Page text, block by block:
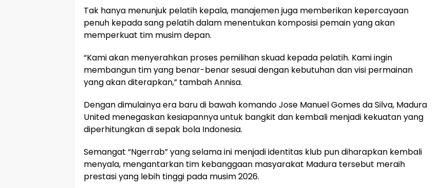
Tak hanya menunjuk pelatih kepala, manajemen juga memberikan kepercayaan
penuh kepada sang pelatih dalam menentukan komposisi pemain yang akan
memperkuat tim musim depan.
“Kami akan menyerahkan proses pemilihan skuad kepada pelatih. Kami ingin
membangun tim yang benar-benar sesuai dengan kebutuhan dan visi permainan
yang akan diterapkan,” tambah Annisa.
Dengan dimulainya era baru di bawah komando Jose Manuel Gomes da Silva, Madura
United menegaskan kesiapannya untuk bangkit dan kembali menjadi kekuatan yang
diperhitungkan di sepak bola Indonesia.
Semangat “Ngerrab” yang selama ini menjadi identitas klub pun diharapkan kembali
menyala, mengantarkan tim kebanggaan masyarakat Madura tersebut meraih
prestasi yang lebih tinggi pada musim 2026.